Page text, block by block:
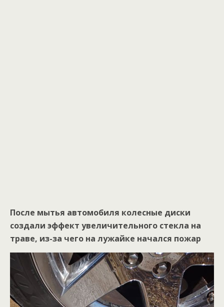
После мытья автомобиля колесные диски
создали эффект увеличительного стекла на
траве, из-за чего на лужайке начался пожар